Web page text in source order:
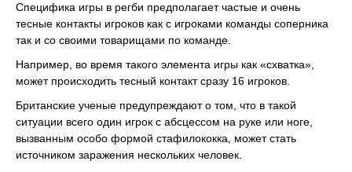
Специфика игры в регби предполагает частые и очень
тесные контакты игроков как с игроками команды соперника
так и со своими товарищами по команде.
Например, во время такого элемента игры как «схватка»,
может происходить тесный контакт сразу 16 игроков.
Британские ученые предупреждают о том, что в такой
ситуации всего один игрок с абсцессом на руке или ноге,
вызванным особо формой стафилококка, может стать
источником заражения нескольких человек.